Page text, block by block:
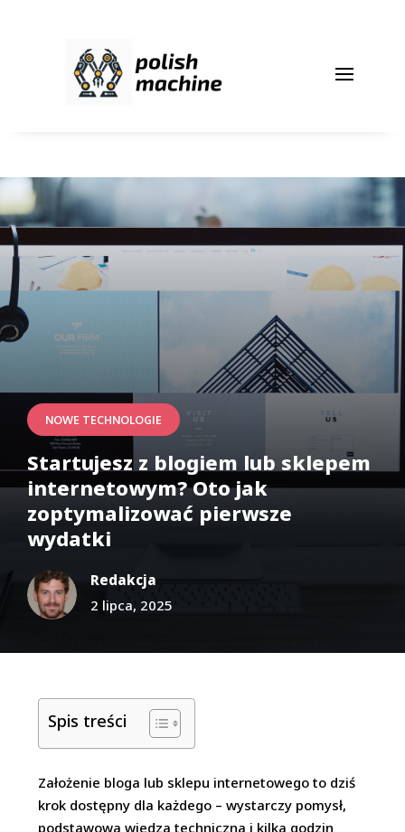
NOWE TECHNOLOGIE
Startujesz z blogiem lub sklepem
internetowym? Oto jak
zoptymalizować pierwsze
wydatki
Redakcja
2 lipca, 2025
Spis treści
Założenie bloga lub sklepu internetowego to dziś
krok dostępny dla każdego – wystarczy pomysł,
podstawowa wiedza techniczna i kilka godzin